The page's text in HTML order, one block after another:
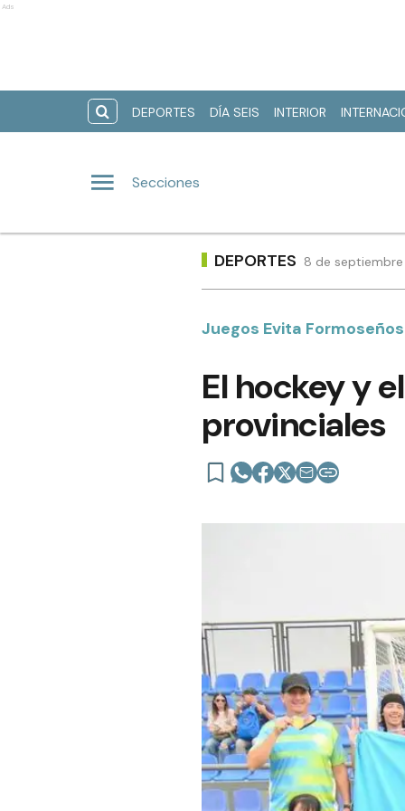
Ads
DEPORTES DÍA SEIS INTERIOR
Secciones
DEPORTES 8 de
Juegos Evita Formoseños
El hockey y
provinciales